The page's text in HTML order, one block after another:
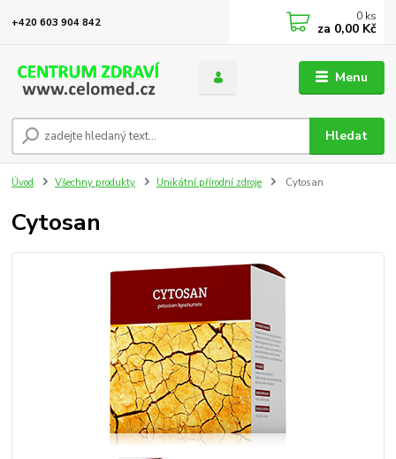
Menu
Hledat
+420 603 904 842 0 ks
za 0,00 Kč
Úvod Všechny produkty Unikátní přírodní zdroje Cytosan
Cytosan